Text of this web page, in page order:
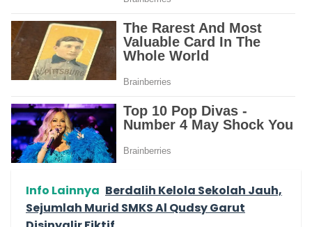
Info Lainnya Berdalih Kelola Sekolah Jauh,
Sejumlah Murid SMKS Al Qudsy Garut